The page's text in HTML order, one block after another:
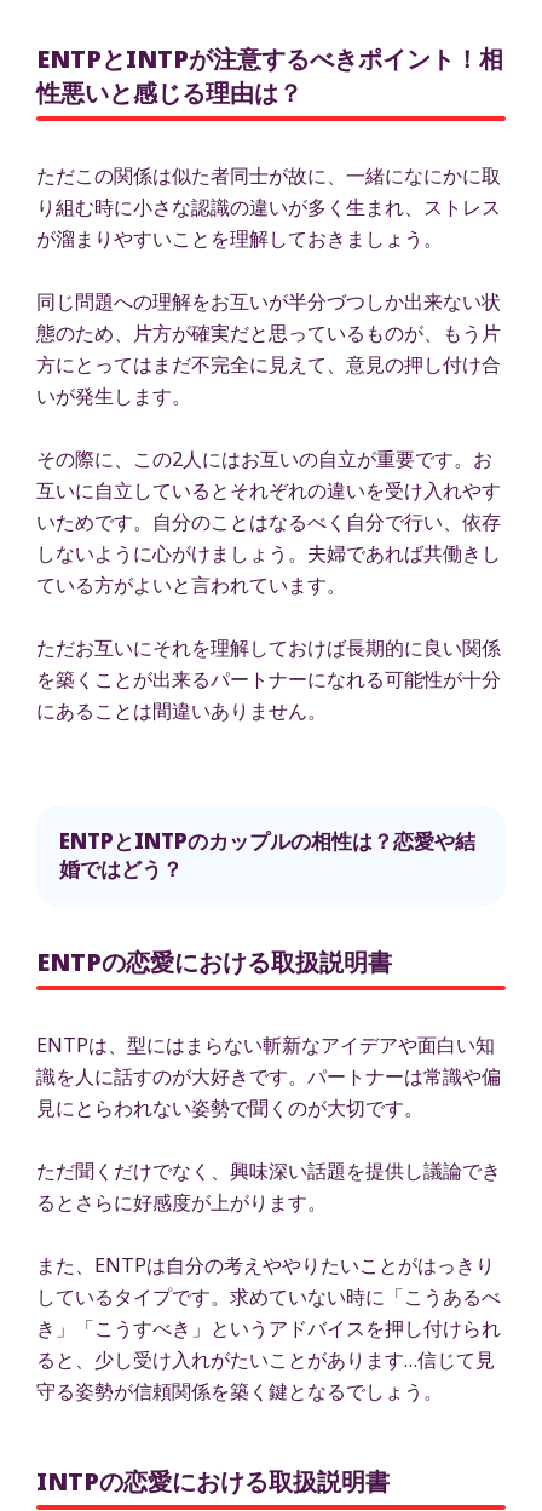
ENTPとINTPが注意するべきポイント！相
性悪いと感じる理由は？
ただこの関係は似た者同士が故に、一緒になにかに取
り組む時に小さな認識の違いが多く生まれ、ストレス
が溜まりやすいことを理解しておきましょう。
同じ問題への理解をお互いが半分づつしか出来ない状
態のため、片方が確実だと思っているものが、もう片
方にとってはまだ不完全に見えて、意見の押し付け合
いが発生します。
その際に、この2人にはお互いの自立が重要です。お
互いに自立しているとそれぞれの違いを受け入れやす
いためです。自分のことはなるべく自分で行い、依存
しないように心がけましょう。夫婦であれば共働きし
ている方がよいと言われています。
ただお互いにそれを理解しておけば長期的に良い関係
を築くことが出来るパートナーになれる可能性が十分
にあることは間違いありません。
ENTPとINTPのカップルの相性は？恋愛や結
婚ではどう？
ENTPの恋愛における取扱説明書
ENTPは、型にはまらない斬新なアイデアや面白い知
識を人に話すのが大好きです。パートナーは常識や偏
見にとらわれない姿勢で聞くのが大切です。
ただ聞くだけでなく、興味深い話題を提供し議論でき
るとさらに好感度が上がります。
また、ENTPは自分の考えややりたいことがはっきり
しているタイプです。求めていない時に「こうあるべ
き」「こうすべき」というアドバイスを押し付けられ
ると、少し受け入れがたいことがあります…信じて見
守る姿勢が信頼関係を築く鍵となるでしょう。
INTPの恋愛における取扱説明書